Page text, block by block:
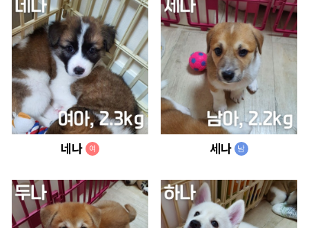
네나 여 세나 남